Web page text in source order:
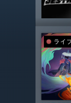
ライ